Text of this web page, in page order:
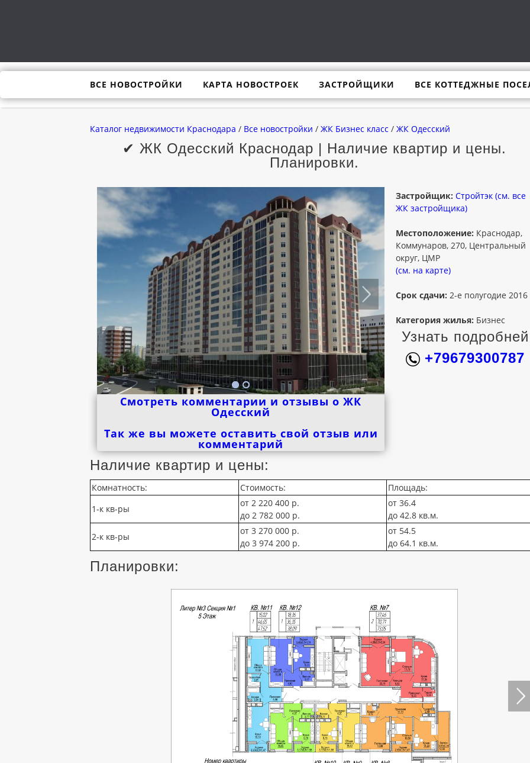
ВСЕ НОВОСТРОЙКИ КАРТА НОВОСТРОЕК ЗАСТРОЙЩИКИ ВСЕ КОТТЕДЖНЫЕ
Каталог недвижимости Краснодара / Все новостройки / ЖК Бизнес класс / ЖК Одесский
✔ ЖК Одесский Краснодар | Наличие квартир и цены.
Планировки.
Смотреть комментарии и отзывы о ЖК
Одесский
Так же вы можете оставить свой отзыв или
комментарий
Застройщик: Стройтэк (см. все
ЖК застройщика)
Местоположение: Краснодар,
Коммунаров, 270, Центральный
округ, ЦМР
(см. на карте)
Срок сдачи: 2-е полугодие 2016
Категория жилья: Бизнес
Узнать подробней
+79679300787
Наличие квартир и цены:
Комнатность: Стоимость:
Площадь:
1-к кв-ры
от 2 220 400 р.
до 2 782 000 р.
от 36.4
до 42.8 кв.м.
2-к кв-ры
от 3 270 000 р.
до 3 974 200 р.
от 54.5
до 64.1 кв.м.
Планировки: